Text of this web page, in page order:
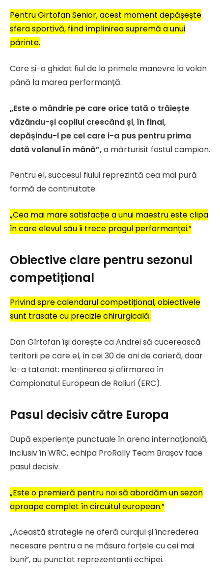
Pentru Girtofan Senior, acest moment depășește
sfera sportivă, fiind împlinirea supremă a unui
părinte.
Care și-a ghidat fiul de la primele manevre la volan
până la marea performanță.
„Este o mândrie pe care orice tată o trăiește
văzându-și copilul crescând și, în final,
depășindu-l pe cel care i-a pus pentru prima
dată volanul în mână”,a mărturisit fostul campion.
Pentru el, succesul fiului reprezintă cea mai pură
formă de continuitate:
„Cea mai mare satisfacție a unui maestru este clipa
în care elevul său îi trece pragul performanței.”
Obiective clare pentru sezonul
competițional
Privind spre calendarul competițional, obiectivele
sunt trasate cu precizie chirurgicală.
Dan Gîrtofan își dorește ca Andrei să cucerească
teritorii pe care el, în cei 30 de ani de carieră, doar
le-a tatonat: menținerea și afirmarea în
Campionatul European de Raliuri (ERC).
Pasul decisiv către Europa
După experiențe punctuale în arena internațională,
inclusiv în WRC, echipa ProRally Team Brașov face
pasul decisiv.
„Este o premieră pentru noi să abordăm un sezon
aproape complet în circuitul european.”
„Această strategie ne oferă curajul și încrederea
necesare pentru a ne măsura forțele cu cei mai
buni”, au punctat reprezentanții echipei.